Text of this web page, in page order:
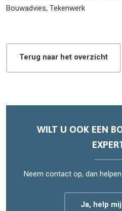
Bouwadvies, Tekenwerk
Terug naar het overzicht
WILT U OOK EEN
Neem contact op, dan
Ja, help